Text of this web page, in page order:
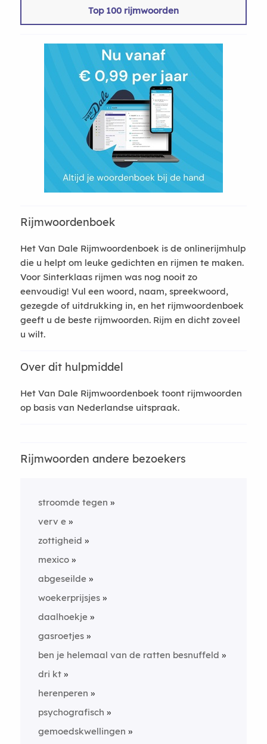
Top 100 rijmwoorden
Rijmwoordenboek
Het Van Dale Rijmwoordenboek is de onlinerijmhulp
die u helpt om leuke gedichten en rijmen te maken.
Voor Sinterklaas rijmen was nog nooit zo
eenvoudig! Vul een woord, naam, spreekwoord,
gezegde of uitdrukking in, en het rijmwoordenboek
geeft u de beste rijmwoorden. Rijm en dicht zoveel
u wilt.
Over dit hulpmiddel
Het Van Dale Rijmwoordenboek toont rijmwoorden
op basis van Nederlandse uitspraak.
Rijmwoorden andere bezoekers
stroomde tegen
verv e
zottigheid
mexico
abgeseilde
woekerprijsjes
daalhoekje
gasroetjes
ben je helemaal van de ratten besnuffeld
dri kt
herenperen
psychografisch
gemoedskwellingen